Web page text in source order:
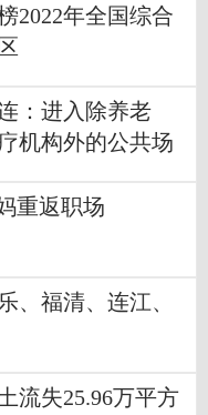
2022年全国综合
：进入除养老
机构外的公共场
重返职场
、福清、连江、
流失25.96万平方